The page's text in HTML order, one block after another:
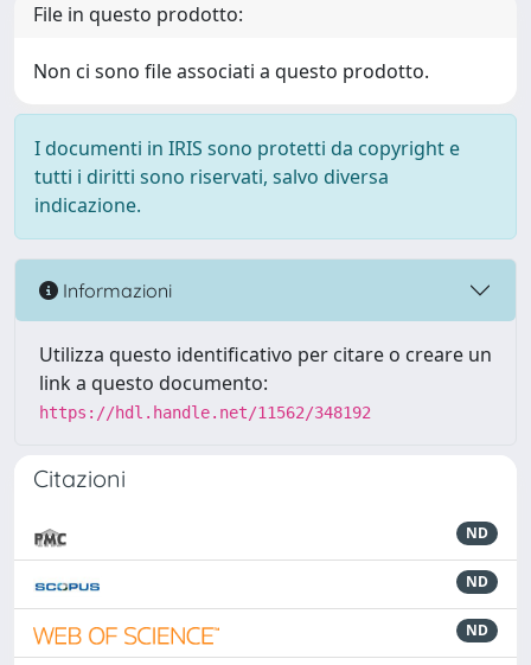
File in questo prodotto:
Non ci sono file associati a questo prodotto.
I documenti in IRIS sono protetti da copyright e
tutti i diritti sono riservati, salvo diversa
indicazione.
Informazioni
Utilizza questo identificativo per citare o creare un
link a questo documento:
https://hdl.handle.net/11562/348192
Citazioni
ND
ND
ND